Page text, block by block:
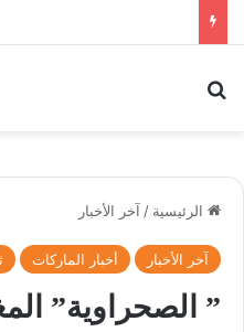
الرئيسية / آخر الأخبار
آخر الأخبار أخبار الماركات
” الصحراوية”